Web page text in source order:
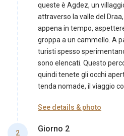
queste è Agdez, un
attraverso la valle del
appena in tempo,
groppa a un cammello. A
turisti spesso
sono elencati. Questo
quindi tenete gli occhi
tenda nomade, il viaggio
See details & photo
2 Giorno 2